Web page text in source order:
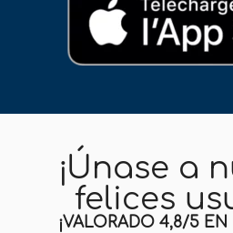
¡Únase a
felices
¡VALORADO 4,8/5 EN